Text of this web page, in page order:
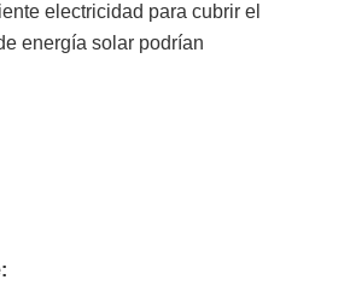
electricidad para cubrir el
energía solar podrían